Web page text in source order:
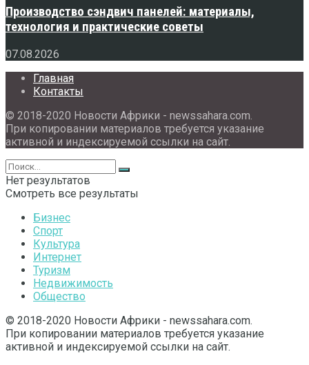
Производство сэндвич панелей: материалы,
технология и практические советы
07.08.2026
Главная
Контакты
© 2018-2020 Новости Африки - newssahara.com.
При копировании материалов требуется указание
активной и индексируемой ссылки на сайт.
Нет результатов
Смотреть все результаты
Бизнес
Спорт
Культура
Интернет
Туризм
Недвижимость
Общество
© 2018-2020 Новости Африки - newssahara.com.
При копировании материалов требуется указание
активной и индексируемой ссылки на сайт.